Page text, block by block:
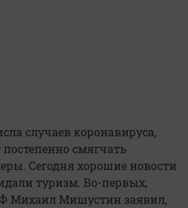
случаев коронавируса,
смягчать
Сегодня хорошие новости
туризм. Во-первых,
Михаил Мишустин заявил,